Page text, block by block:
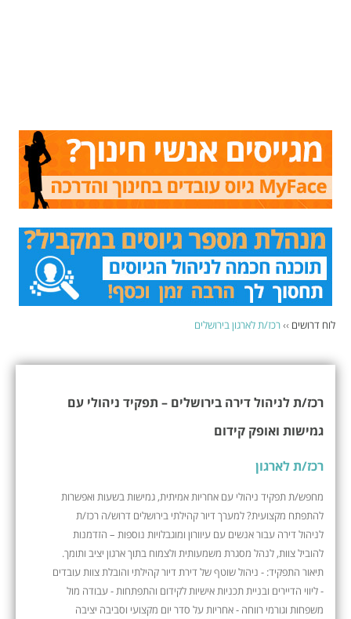
לוח דרושים ››רכז/ת לארגון בירושלים
רכז/ת לניהול דירה בירושלים – תפקיד ניהולי עם
גמישות ואופק קידום
רכז/ת לארגון
מחפש/ת תפקיד ניהולי עם אחריות אמיתית, גמישות בשעות ואפשרות
להתפתח מקצועית? למערך דיור קהילתי בירושלים דרוש/ה רכז/ת
לניהול דירה עבור אנשים עם עיוורון ומוגבלויות נוספות – הזדמנות
להוביל צוות, לנהל מסגרת משמעותית ולצמוח בתוך ארגון יציב ותומך.
תיאור התפקיד: - ניהול שוטף של דירת דיור קהילתי והובלת צוות עובדים
- ליווי הדיירים ובניית תכניות אישיות לקידום והתפתחות - עבודה מול
משפחות וגורמי רווחה - אחריות על סדר יום מקצועי וסביבה יציבה